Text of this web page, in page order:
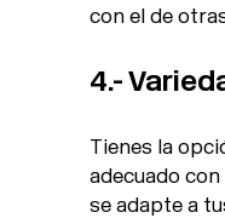
con el de
4.-
Tienes la
adecuado
se adapte a